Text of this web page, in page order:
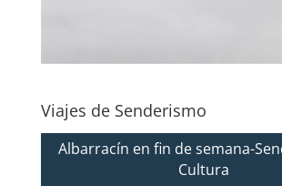
Viajes de Senderismo
Albarracín en fin de semana-
Cultura